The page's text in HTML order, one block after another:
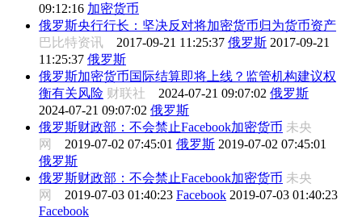
09:12:16 加密货币
俄罗斯央行行长：坚决反对将加密货币归为货币资产
巴比特资讯 2017-09-21 11:25:37 俄罗斯 2017-09-21
11:25:37 俄罗斯
俄罗斯加密货币国际结算即将上线？监管机构建议权
衡有关风险 财联社 2024-07-21 09:07:02 俄罗斯
2024-07-21 09:07:02 俄罗斯
俄罗斯财政部：不会禁止Facebook加密货币 未央
网 2019-07-02 07:45:01 俄罗斯 2019-07-02 07:45:01
俄罗斯
俄罗斯财政部：不会禁止Facebook加密货币 未央
网 2019-07-03 01:40:23 Facebook 2019-07-03 01:40:23
Facebook